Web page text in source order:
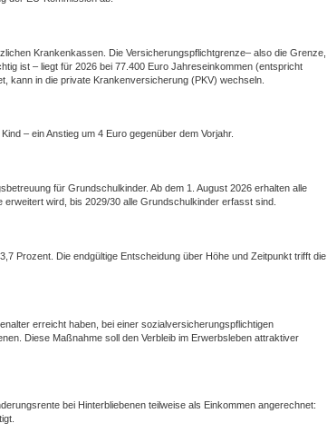
Krankenkassen. Die Versicherungspflichtgrenze– also die Grenze,
ist – liegt für 2026 bei 77.400 Euro Jahreseinkommen (entspricht
kann in die private Krankenversicherung (PKV) wechseln.
– ein Anstieg um 4 Euro gegenüber dem Vorjahr.
für Grundschulkinder. Ab dem 1. August 2026 erhalten alle
wird, bis 2029/30 alle Grundschulkinder erfasst sind.
Prozent. Die endgültige Entscheidung über Höhe und Zeitpunkt trifft die
erreicht haben, bei einer sozialversicherungspflichtigen
Diese Maßnahme soll den Verbleib im Erwerbsleben attraktiver
bei Hinterbliebenen teilweise als Einkommen angerechnet: